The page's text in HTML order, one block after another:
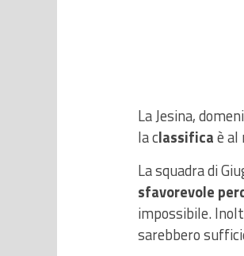
La Jesina,
la classificaè
La squadra di
sfavorevole
impossibile.
sarebbero